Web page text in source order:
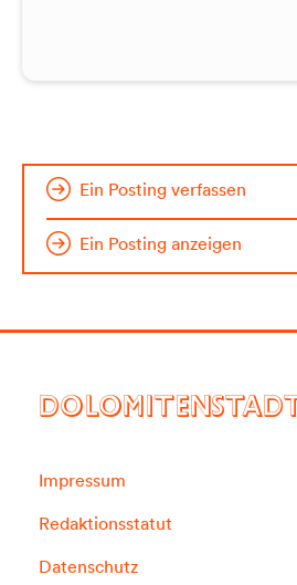
Ein Posting verfassen
Ein Posting anzeigen
DOLOMITENSTADT
Impressum
Redaktionsstatut
Datenschutz